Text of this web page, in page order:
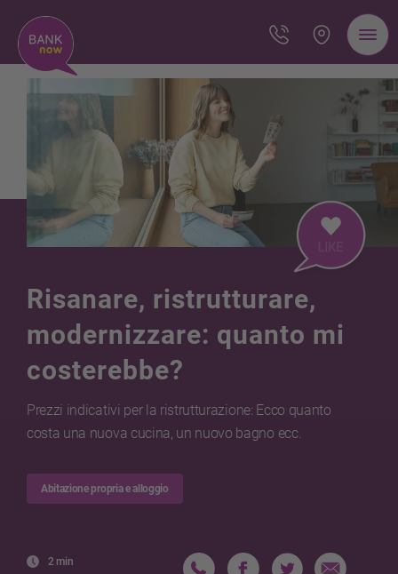
Risanare, ristrutturare,
modernizzare: quanto mi
costerebbe?
Prezzi indicativi per la ristrutturazione: Ecco quanto
costa una nuova cucina, un nuovo bagno ecc.
Abitazione propria e alloggio
2 min